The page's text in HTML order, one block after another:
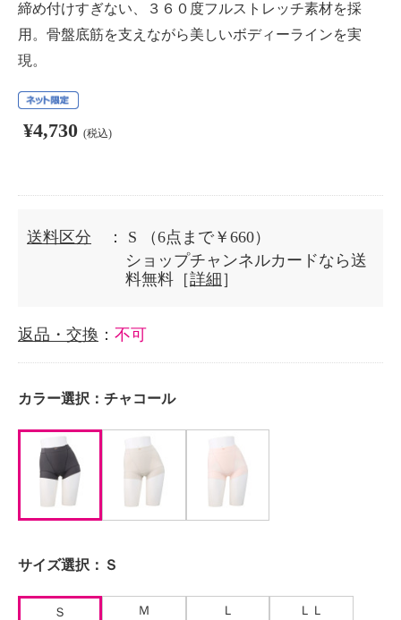
締め付けすぎない、３６０度フルストレッチ素材を採
用。骨盤底筋を支えながら美しいボディーラインを実
現。
¥4,730 (税込)
送料区分 ： S
（6点まで￥660）
ショップチャンネルカードなら送
料無料［詳細 ］
返品・交換 ： 不可
カラー選択： チャコール
サイズ選択： Ｓ
Ｓ Ｍ Ｌ ＬＬ